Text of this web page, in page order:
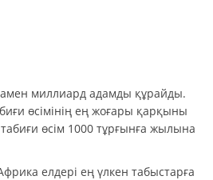
миллиард адамды құрайды.
өсімінің ең жоғары қарқыны
өсім 1000 тұрғынға жылына
елдері ең үлкен табыстарға